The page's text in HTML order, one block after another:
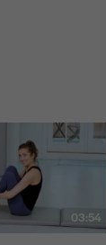
03:54